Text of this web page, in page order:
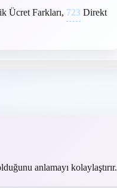
Ücret Farkları, 723 Direkt
anlamayı kolaylaştırır.